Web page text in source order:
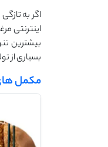
اگر به
اینترنتی
بیشترین
بسیاری از
مکمل های